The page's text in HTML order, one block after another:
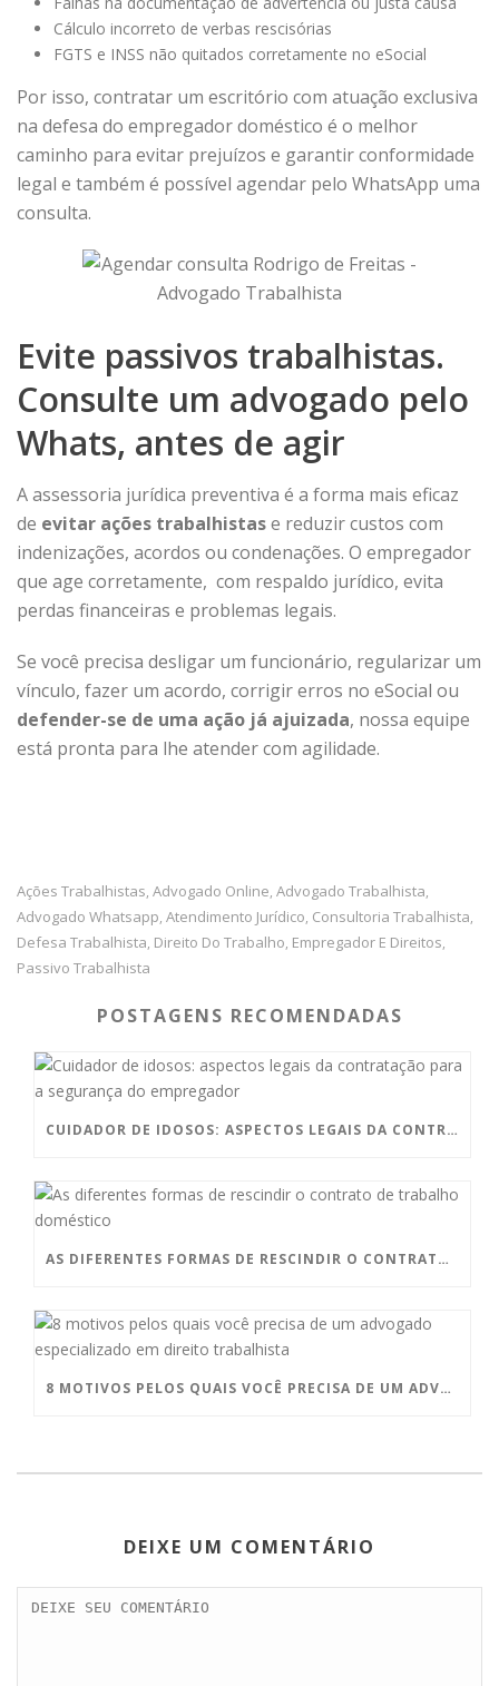
Cálculo incorreto de verbas rescisórias
FGTS e INSS não quitados corretamente no eSocial
Por isso, contratar um escritório com atuação exclusiva
na defesa do empregador doméstico é o melhor
caminho para evitar prejuízos e garantir conformidade
legal e também é possível agendar pelo WhatsApp uma
consulta.
Evite passivos trabalhistas.
Consulte um advogado pelo
Whats, antes de agir
A assessoria jurídica preventiva é a forma mais eficaz
de evitar ações trabalhistase reduzir custos com
indenizações, acordos ou condenações. O empregador
que age corretamente, com respaldo jurídico, evita
perdas financeiras e problemas legais.
Se você precisa desligar um funcionário, regularizar um
vínculo, fazer um acordo, corrigir erros no eSocial ou
defender-se de uma ação já ajuizada, nossa equipe
está pronta para lhe atender com agilidade.
Ações Trabalhistas, Advogado Online, Advogado Trabalhista,
Advogado Whatsapp, Atendimento Jurídico, Consultoria Trabalhista,
Defesa Trabalhista, Direito Do Trabalho, Empregador E Direitos,
Passivo Trabalhista
POSTAGENS RECOMENDADAS
CUIDADOR DE IDOSOS: ASPECTOS LEGAIS DA CONTRATAÇÃO PARA A SEGURANÇA DO EMPREGADOR
AS DIFERENTES FORMAS DE RESCINDIR O CONTRATO DE TRABALHO DOMÉSTICO
8 MOTIVOS PELOS QUAIS VOCÊ PRECISA DE UM ADVOGADO ESPECIALIZADO EM DIREITO TRABALHISTA
DEIXE UM COMENTÁRIO